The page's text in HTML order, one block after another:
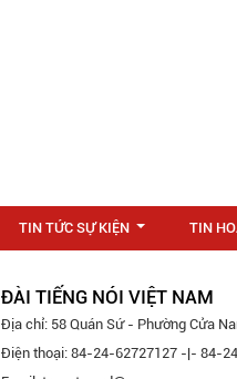
TIN TỨC SỰ KIỆN TIN
ĐÀI TIẾNG NÓI VIỆT NAM
Địa chỉ: 58 Quán Sứ - Phường Cửa
Điện thoại: 84-24-62727127 -|- 84-